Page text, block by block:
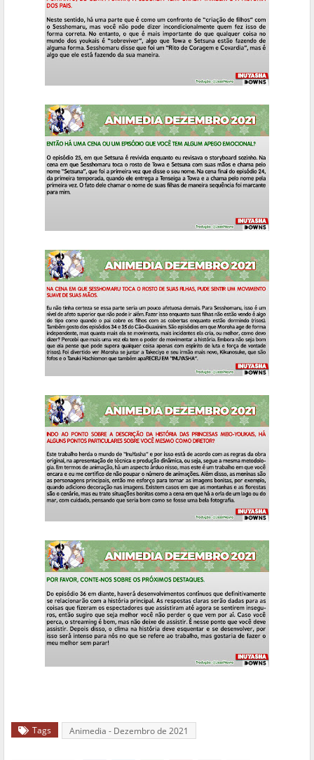
Tags Animedia - Dezembro de 2021